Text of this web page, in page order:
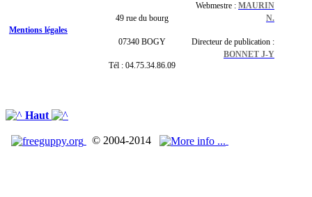
Mentions légales
49 rue du bourg
07340 BOGY
Tél : 04.75.34.86.09
Webmestre : MAURIN
N.
Directeur de publication :
BONNET J-Y
Haut
© 2004-2014